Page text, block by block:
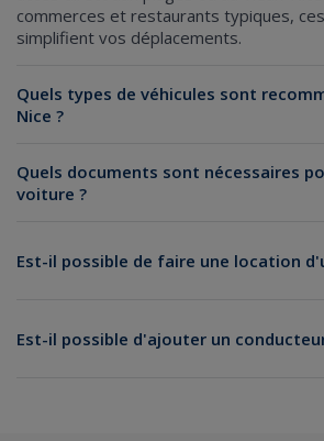
commerces et restaurants typiques,
simplifient vos déplacements.
Quels types de véhicules sont
Nice ?
Citadines : Idéales pour circuler et se
ville. Des modèles compacts comme la
Quels documents sont nécessaires
voiture ?
Permis de conduire valide, détenu
garantie.
Est-il possible de faire une location
Est-il possible d'ajouter un